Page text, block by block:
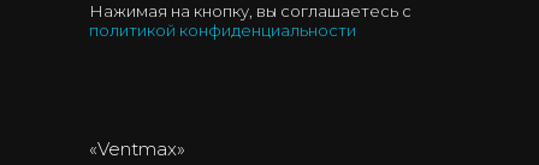
«Ventmax»
Нажимая на кнопку, вы соглашаетесь с
политикой конфиденциальности